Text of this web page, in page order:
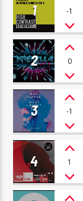
Radio Studio
1 -1
2 0
3 -1
4 1